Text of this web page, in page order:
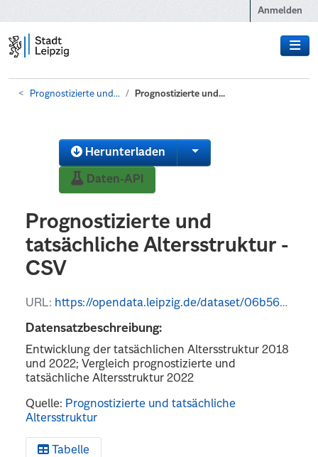
Anmelden
Prognostizierte und... Prognostizierte und...
Herunterladen
Daten-API
Prognostizierte und
tatsächliche Altersstruktur -
CSV
URL: https://opendata.leipzig.de/dataset/06b56709-b676-4e2c-bd41-de19aa632bba/resource/2761ae4a-c9be-495d-8473-e201fa137a28/download/prognostiziertealtersstruktur.csv
Datensatzbeschreibung:
Entwicklung der tatsächlichen Altersstruktur 2018
und 2022; Vergleich prognostizierte und
tatsächliche Altersstruktur 2022
Quelle: Prognostizierte und tatsächliche
Altersstruktur
Tabelle